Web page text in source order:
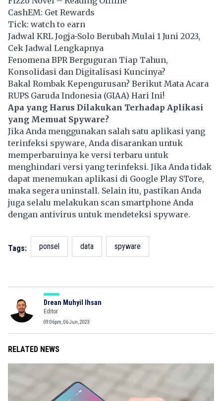
CashEM: Get Rewards
Tick: watch to earn
Jadwal KRL Jogja-Solo Berubah Mulai 1 Juni 2023,
Cek Jadwal Lengkapnya
Fenomena BPR Berguguran Tiap Tahun,
Konsolidasi dan Digitalisasi Kuncinya?
Bakal Rombak Kepengurusan? Berikut Mata Acara
RUPS Garuda Indonesia (GIAA) Hari Ini!
Apa yang Harus Dilakukan Terhadap Aplikasi
yang Memuat Spyware?
Jika Anda menggunakan salah satu aplikasi yang
terinfeksi spyware, Anda disarankan untuk
memperbaruinya ke versi terbaru untuk
menghindari versi yang terinfeksi. Jika Anda tidak
dapat menemukan aplikasi di Google Play STore,
maka segera uninstall. Selain itu, pastikan Anda
juga selalu melakukan scan smartphone Anda
dengan antivirus untuk mendeteksi spyware.
Tags: ponsel data spyware
Drean Muhyil Ihsan
Editor
09:06pm, 06 Jun, 2023
RELATED NEWS